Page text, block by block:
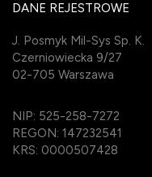
DANE REJESTROWE
J. Posmyk Mil-Sys Sp. K.
Czerniowiecka 9/27
02-705 Warszawa
NIP: 525-258-7272
REGON: 147232541
KRS: 0000507428